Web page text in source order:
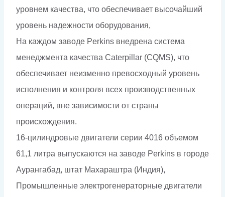
уровнем качества, что обеспечивает высочайший
уровень надежности оборудования,
На каждом заводе Perkins внедрена система
менеджмента качества Caterpillar (CQMS), что
обеспечивает неизменно превосходный уровень
исполнения и контроля всех производственных
операций, вне зависимости от страны
происхождения.
16-цилиндровые двигатели серии 4016 объемом
61,1 литра выпускаются на заводе Perkins в городе
Аурангабад, штат Махараштра (Индия),
Промышленные электрогенераторные двигатели